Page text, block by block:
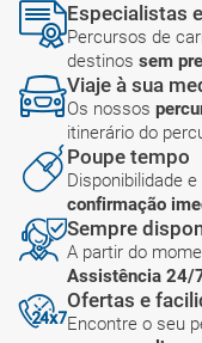
Especialistas
Percursos de
destinos sem
Viaje à sua
Os nossos
itinerário do
Poupe tempo
Disponibilidade
confirmação
Sempre
A partir do
Assistência 24/
Ofertas e
Encontre o seu